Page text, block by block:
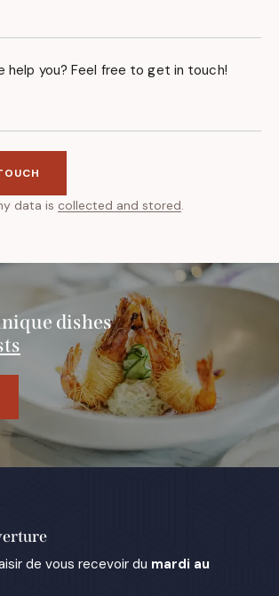
data is collected and stored.
dishes
de vous recevoir du mardi au